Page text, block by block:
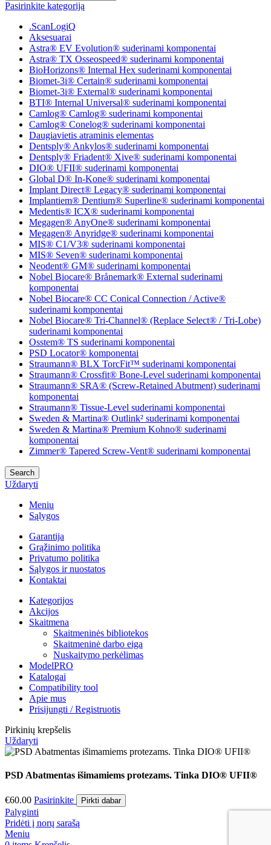
Pasirinkite kategoriją
.ScanLogiQ
Aksesuarai
Astra® EV Evolution® suderinami komponentai
Astra® TX Osseospeed® suderinami komponentai
BioHorizons® Internal Hex suderinami komponentai
Biomet-3i® Certain® suderinami komponentai
Biomet-3i® External® suderinami komponentai
BTI® Internal Universal® suderinami komponentai
Camlog® Camlog® suderinami komponentai
Camlog® Conelog® suderinami komponentai
Daugiavietis atraminis elementas
Dentsply® Ankylos® suderinami komponentai
Dentsply® Friadent® Xive® suderinami komponentai
DIO® UFII® suderinami komponentai
Global D® In-Kone® suderinami komponentai
Implant Direct® Legacy® suderinami komponentai
Implantiem® Dentium® Superline® suderinami komponentai
Medentis® ICX® suderinami komponentai
Megagen® AnyOne® suderinami komponentai
Megagen® Anyridge® suderinami komponentai
MIS® C1/V3® suderinami komponentai
MIS® Seven® suderinami komponentai
Neodent® GM® suderinami komponentai
Nobel Biocare® Brånemark® External suderinami
komponentai
Nobel Biocare® CC Conical Connection / Active®
suderinami komponentai
Nobel Biocare® Tri-Channel® (Replace Select® / Tri-Lobe)
suderinami komponentai
Osstem® TS suderinami komponentai
PSD Locator® komponentai
Straumann® BLX TorcFit™ suderinami komponentai
Straumann® Crossfit® Bone-Level suderinami komponentai
Straumann® SRA® (Screw-Retained Abutment) suderinami
komponentai
Straumann® Tissue-Level suderinami komponentai
Sweden & Martina® Outlink² suderinami komponentai
Sweden & Martina® Premium Kohno® suderinami
komponentai
Zimmer® Tapered Screw-Vent® suderinami komponentai
Search
Uždaryti
Meniu
Sąlygos
Garantija
Grąžinimo politika
Privatumo politika
Sąlygos ir nuostatos
Kontaktai
Kategorijos
Akcijos
Skaitmena
Skaitmeninės bibliotekos
Skaitmeninė darbo eiga
Nuskaitymo perkėlimas
ModelPRO
Katalogai
Compatibility tool
Apie mus
Prisijungti / Registruotis
Pirkinių krepšelis
Uždaryti
PSD Abatmentas išimamiems protezams. Tinka DIO® UFII®
€60.00 Pasirinkite Pirkti dabar
Palyginti
Pridėti į norų sarašą
Meniu